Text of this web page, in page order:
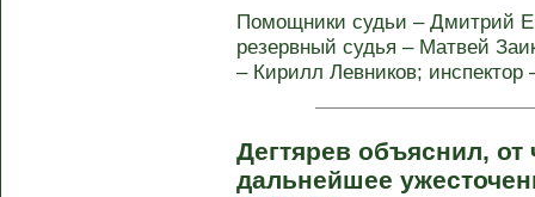
Помощники судьи – Дмитрий
резервный судья – Матвей
– Кирилл Левников; инспектор
Дегтярев объяснил, от
дальнейшее